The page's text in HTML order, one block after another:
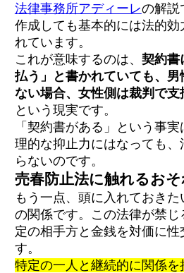
法律事務所アディーレの解説
作成しても基本的には法的効
れています。
これが意味するのは、 契約書
払う」と書かれていても、男
ない場合、女性側は裁判で
という現実です。
「契約書がある」という事
理的な抑止力にはなっても
らないのです。
売春防止法に触れるお
もう一点、頭に入れておきた
の関係です。この法律が禁
定の相手方と金銭を対価に性
す。
特定の一人と継続的に関係を